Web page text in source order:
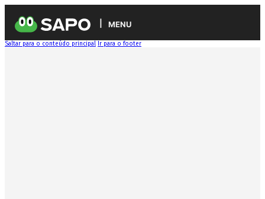
MENU
Saltar para o conteúdo principal Ir para o footer